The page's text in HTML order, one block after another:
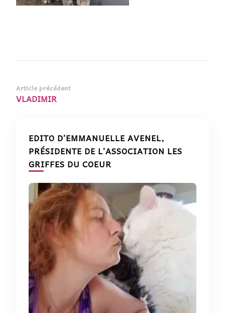
Navigation
d’article
Article précédent
VLADIMIR
EDITO D’EMMANUELLE AVENEL,
PRÉSIDENTE DE L’ASSOCIATION LES
GRIFFES DU COEUR